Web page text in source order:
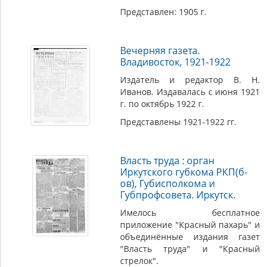
Представлен: 1905 г.
Вечерняя газета.
Владивосток, 1921-1922
Издатель и редактор В. Н.
Иванов. Издавалась с июня 1921
г. по октябрь 1922 г.
Представлены 1921-1922 гг.
Власть труда : орган
Иркутского губкома РКП(б-
ов), Губисполкома и
Губпрофсовета. Иркутск.
Имелось бесплатное
приложение "Красный пахарь" и
объединённые издания газет
"Влаcть труда" и "Красный
стрелок".